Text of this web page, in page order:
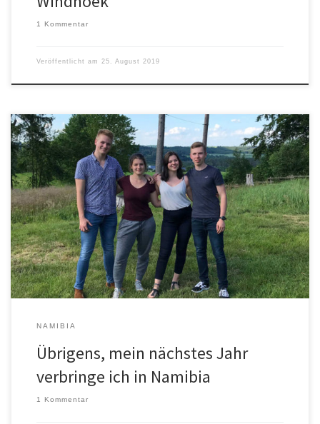
1 Kommentar
Veröffentlicht am 25. August 2019
„Übrigens, mein nächstes Jahr verbringe ich in Namibia.“ Ungefähr
so habe ich vielen Menschen von meinen Plänen nach dem Abitur
berichtet. Die spontanen Reaktionen auf diesen Satz waren
unterschiedlicher wie sie nicht hätten sein können: Manche
Schulfreunde haben mich gefragt, wie ich denn darauf gekommen
wäre und einige sind sich […]
NAMIBIA
Übrigens, mein nächstes Jahr
verbringe ich in Namibia
1 Kommentar